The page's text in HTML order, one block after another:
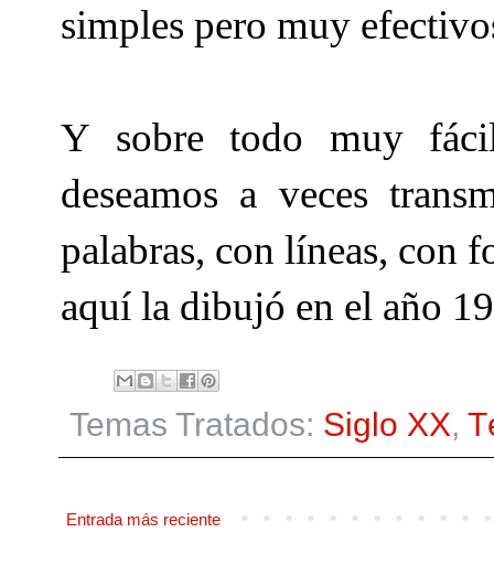
simples pero muy
Y sobre todo muy
deseamos a veces
palabras, con líneas, con
aquí la dibujó en el año
Temas Tratados: Siglo XX,
Entrada más reciente